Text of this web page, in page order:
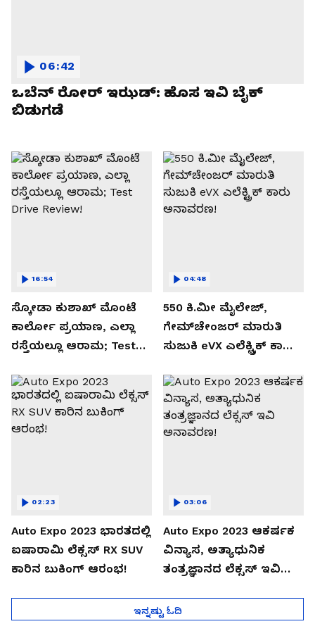
ಒಬೆನ್ ರೋರ್ ಇಝಡ್: ಹೊಸ ಇವಿ ಬೈಕ್
ಬಿಡುಗಡೆ
06:42
ಸ್ಕೋಡಾ ಕುಶಾಖ್ ಮೊಂಟೆ
ಕಾರ್ಲೋ ಪ್ರಯಾಣ, ಎಲ್ಲಾ
ರಸ್ತೆಯಲ್ಲೂ ಆರಾಮ; Test
16:54
550 ಕಿ.ಮೀ ಮೈಲೇಜ್,
ಗೇಮ್‌ಚೇಂಜರ್ ಮಾರುತಿ
ಸುಜುಕಿ eVX ಎಲೆಕ್ಟ್ರಿಕ್ ಕಾರು
04:48
Auto Expo 2023 ಭಾರತದಲ್ಲಿ
ಐಷಾರಾಮಿ ಲೆಕ್ಸಸ್ RX SUV
ಕಾರಿನ ಬುಕಿಂಗ್ ಆರಂಭ!
02:23
Auto Expo 2023 ಆಕರ್ಷಕ
ವಿನ್ಯಾಸ, ಅತ್ಯಾಧುನಿಕ
ತಂತ್ರಜ್ಞಾನದ ಲೆಕ್ಸಸ್ ಇವಿ
03:06
ಇನ್ನಷ್ಟು ಓದಿ